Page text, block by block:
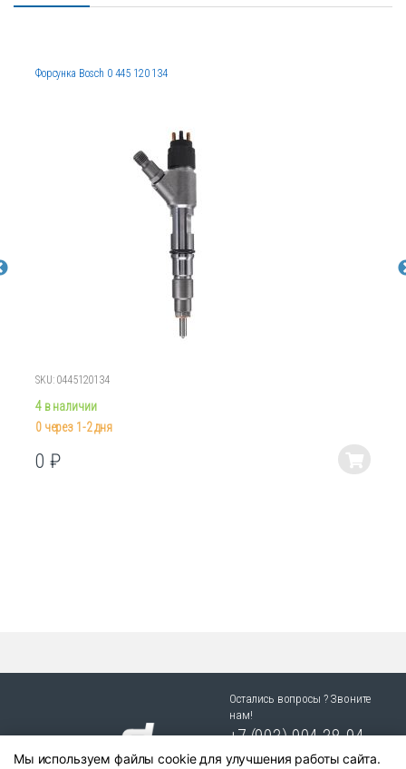
Форсунка Bosch 0 445 120 134
SKU: 0445120134
4 в наличии
0 через 1-2 дня
0 ₽
Этот
товара.
Остались вопросы ? Звоните
нам!
+7 (903) 904 38-94
г. Новосибирск, ул. Степная
Мы используем файлы cookie для улучшения работы сайта.